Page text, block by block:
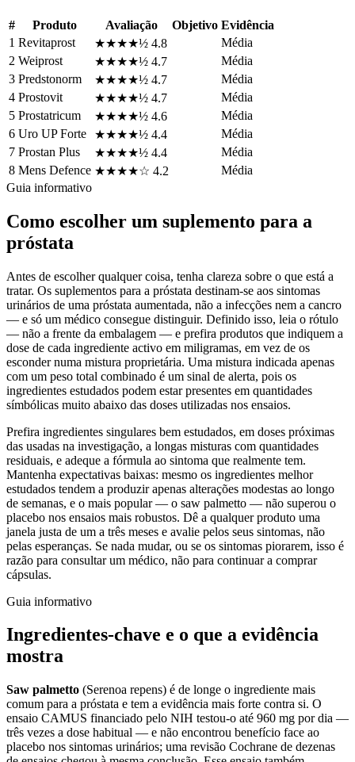
# Produto Avaliação Objetivo Evidência
1 Revitaprost ★★★★½ 4.8
Média
2 Weiprost ★★★★½ 4.7
Média
3 Predstonorm ★★★★½ 4.7
Média
4 Prostovit ★★★★½ 4.7
Média
5 Prostatricum ★★★★½ 4.6
Média
6 Uro UP Forte ★★★★½ 4.4
Média
7 Prostan Plus ★★★★½ 4.4
Média
8 Mens Defence ★★★★☆ 4.2
Média
Guia informativo
Como escolher um suplemento para a
próstata
Antes de escolher qualquer coisa, tenha clareza sobre o que está a
tratar. Os suplementos para a próstata destinam-se aos sintomas
urinários de uma próstata aumentada, não a infecções nem a cancro
— e só um médico consegue distinguir. Definido isso, leia o rótulo
— não a frente da embalagem — e prefira produtos que indiquem a
dose de cada ingrediente activo em miligramas, em vez de os
esconder numa mistura proprietária. Uma mistura indicada apenas
com um peso total combinado é um sinal de alerta, pois os
ingredientes estudados podem estar presentes em quantidades
símbólicas muito abaixo das doses utilizadas nos ensaios.
Prefira ingredientes singulares bem estudados, em doses próximas
das usadas na investigação, a longas misturas com quantidades
residuais, e adeque a fórmula ao sintoma que realmente tem.
Mantenha expectativas baixas: mesmo os ingredientes melhor
estudados tendem a produzir apenas alterações modestas ao longo
de semanas, e o mais popular — o saw palmetto — não superou o
placebo nos ensaios mais robustos. Dê a qualquer produto uma
janela justa de um a três meses e avalie pelos seus sintomas, não
pelas esperanças. Se nada mudar, ou se os sintomas piorarem, isso é
razão para consultar um médico, não para continuar a comprar
cápsulas.
Guia informativo
Ingredientes-chave e o que a evidência
mostra
Saw palmetto (Serenoa repens) é de longe o ingrediente mais
comum para a próstata e tem a evidência mais forte contra si. O
ensaio CAMUS financiado pelo NIH testou-o até 960 mg por dia —
três vezes a dose habitual — e não encontrou benefício face ao
placebo nos sintomas urinários; uma revisão Cochrane de dezenas